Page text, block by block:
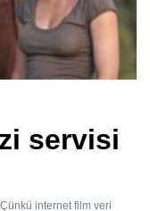
servisi
internet film veri